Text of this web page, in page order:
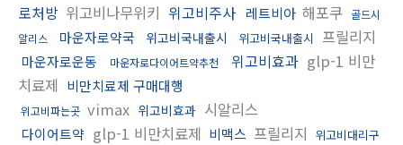
로처방 위고비나무위키 위고비주사 레트비아 해포쿠
골드시
알리스
마운자로약국 위고비국내출시 위고비국내출시 프릴리지
마운자로운동 마운자로다이어트약추천 위고비효과 glp-1 비만
치료제 비만치료제 구매대행
위고비파는곳 vimax 위고비효과 시알리스
다이어트약 glp-1 비만치료제 비맥스 프릴리지 위고비대리구